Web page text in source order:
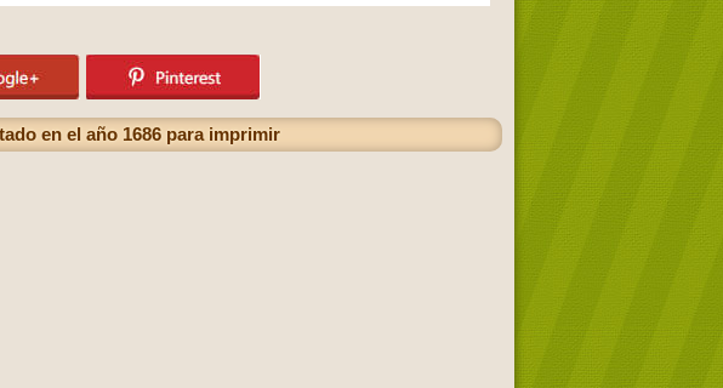
en el año 1686 para imprimir